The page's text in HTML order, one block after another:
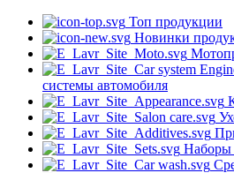
Топ продукции
Новинки
системы автомобиля
Наборы